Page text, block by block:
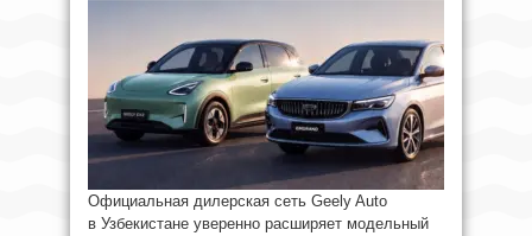
Официальная дилерская сеть Geely Auto
в Узбекистане уверенно расширяет модельный